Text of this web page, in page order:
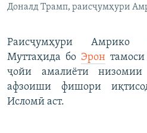
Доналд Трамп, раисҷумҳури
Раисҷумҳури Амрико
Муттаҳида бо Эронтамоси
ҷойи амалиёти
афзоиши фишори
Исломӣ аст.